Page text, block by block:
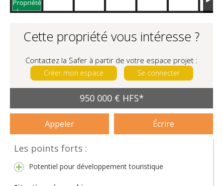
Cette propriété vous intéresse ?
Contactez la Safer à partir de votre espace projet :
Créer mon espace Se connecter
950 000 € HFS*
Appeler Écrire
Les points forts :
Potentiel pour développement touristique